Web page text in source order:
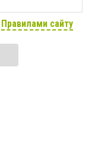
Правилами сайту